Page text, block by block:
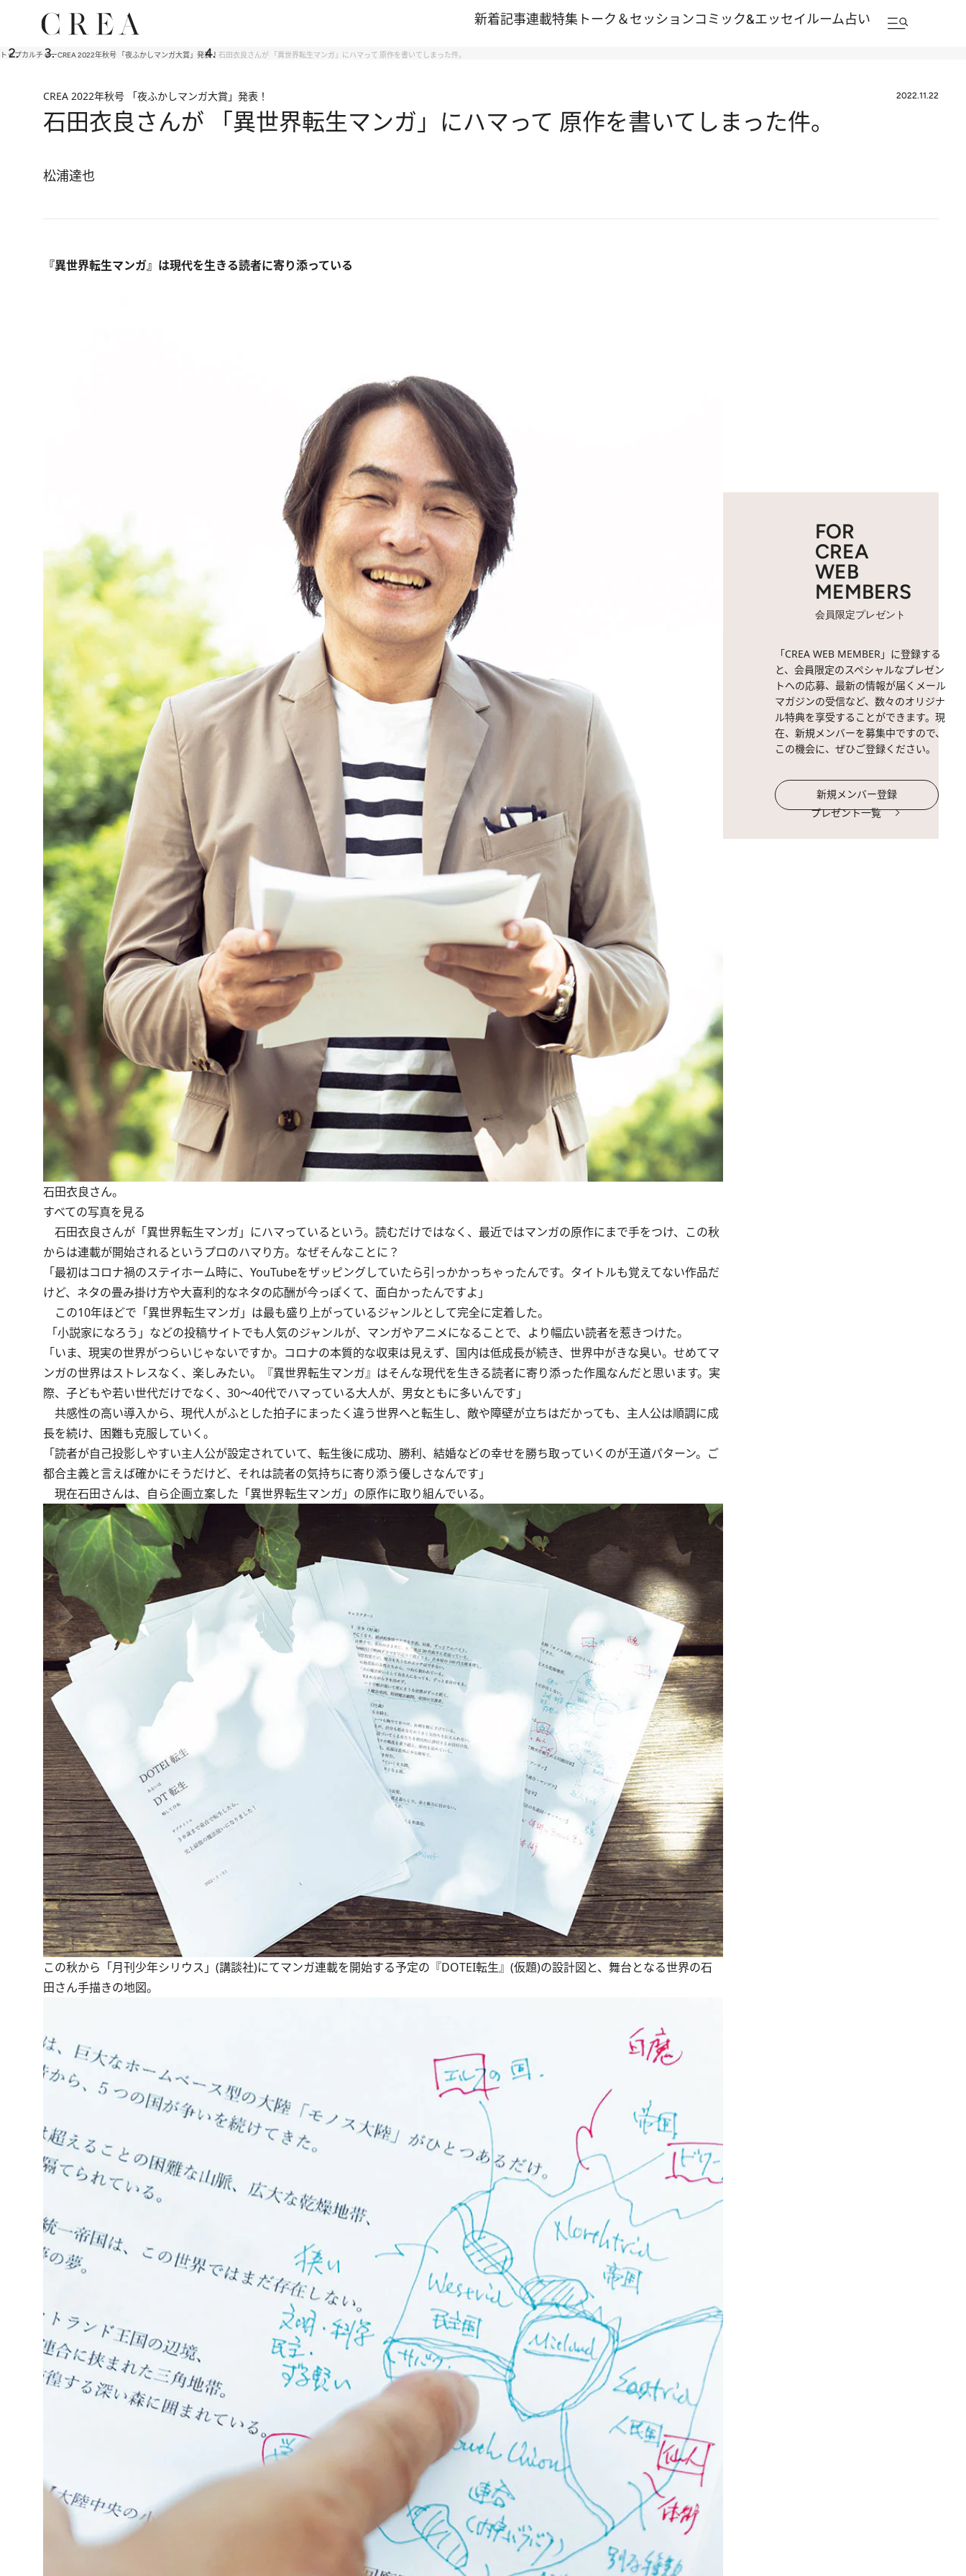
新着記事連載特集 トーク＆セッションコミック&エッセイルーム占い
トップカルチャーCREA 2022年秋号 「夜ふかしマンガ大賞」発表！ 石田衣良さんが 「異世界転生マンガ」にハマって 原作を書いてしまった件。
CREA 2022年秋号 「夜ふかしマンガ大賞」発表！ 2022.11.22
石田衣良さんが 「異世界転生マンガ」にハマって 原作を書いてしまった件。
松浦達也
『異世界転生マンガ』は現代を生きる読者に寄り添っている
石田衣良さん。
すべての写真を見る
石田衣良さんが「異世界転生マンガ」にハマっているという。読むだけではなく、最近ではマンガの原作にまで手をつけ、この秋
からは連載が開始されるというプロのハマり方。なぜそんなことに？
「最初はコロナ禍のステイホーム時に、YouTubeをザッピングしていたら引っかかっちゃったんです。タイトルも覚えてない作品だ
けど、ネタの畳み掛け方や大喜利的なネタの応酬が今っぽくて、面白かったんですよ」
この10年ほどで「異世界転生マンガ」は最も盛り上がっているジャンルとして完全に定着した。
「小説家になろう」などの投稿サイトでも人気のジャンルが、マンガやアニメになることで、より幅広い読者を惹きつけた。
「いま、現実の世界がつらいじゃないですか。コロナの本質的な収束は見えず、国内は低成長が続き、世界中がきな臭い。せめてマ
ンガの世界はストレスなく、楽しみたい。『異世界転生マンガ』はそんな現代を生きる読者に寄り添った作風なんだと思います。実
際、子どもや若い世代だけでなく、30～40代でハマっている大人が、男女ともに多いんです」
共感性の高い導入から、現代人がふとした拍子にまったく違う世界へと転生し、敵や障壁が立ちはだかっても、主人公は順調に成
長を続け、困難も克服していく。
「読者が自己投影しやすい主人公が設定されていて、転生後に成功、勝利、結婚などの幸せを勝ち取っていくのが王道パターン。ご
都合主義と言えば確かにそうだけど、それは読者の気持ちに寄り添う優しさなんです」
現在石田さんは、自ら企画立案した「異世界転生マンガ」の原作に取り組んでいる。
この秋から「月刊少年シリウス」(講談社)にてマンガ連載を開始する予定の『DOTEI転生』(仮題)の設計図と、舞台となる世界の石
田さん手描きの地図。
FOR
CREA
WEB
MEMBERS
会員限定プレゼント
「CREA WEB MEMBER」に登録する
と、会員限定のスペシャルなプレゼン
トへの応募、最新の情報が届くメール
マガジンの受信など、数々のオリジナ
ル特典を享受することができます。現
在、新規メンバーを募集中ですので、
この機会に、ぜひご登録ください。
新規メンバー登録
プレゼント一覧